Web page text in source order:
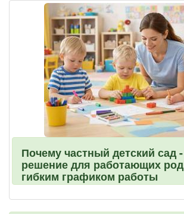
Почему частный детский сад
решение для работающих
гибким графиком работы